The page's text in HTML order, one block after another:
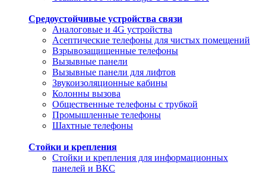
Средоустойчивые устройства связи
Аналоговые и 4G устройства
Асептические телефоны для чистых помещений
Взрывозащищенные телефоны
Вызывные панели
Вызывные панели для лифтов
Звукоизоляционные кабины
Колонны вызова
Общественные телефоны с трубкой
Промышленные телефоны
Шахтные телефоны
Стойки и крепления
Стойки и крепления для информационных
панелей и ВКС